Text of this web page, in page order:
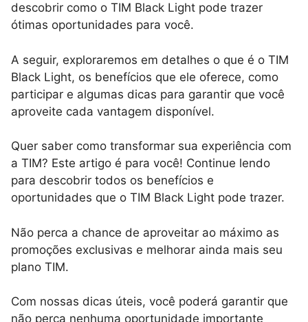
descobrir como o TIM Black Light pode trazer
ótimas oportunidades para você.
A seguir, exploraremos em detalhes o que é o TIM
Black Light, os benefícios que ele oferece, como
participar e algumas dicas para garantir que você
aproveite cada vantagem disponível.
Quer saber como transformar sua experiência com
a TIM? Este artigo é para você! Continue lendo
para descobrir todos os benefícios e
oportunidades que o TIM Black Light pode trazer.
Não perca a chance de aproveitar ao máximo as
promoções exclusivas e melhorar ainda mais seu
plano TIM.
Com nossas dicas úteis, você poderá garantir que
não perca nenhuma oportunidade importante